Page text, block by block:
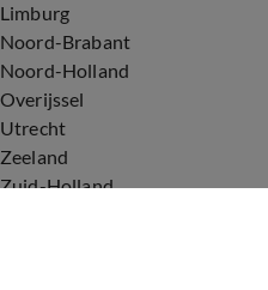
Limburg
Noord-Brabant
Noord-Holland
Overijssel
Utrecht
Zeeland
Zuid-Holland